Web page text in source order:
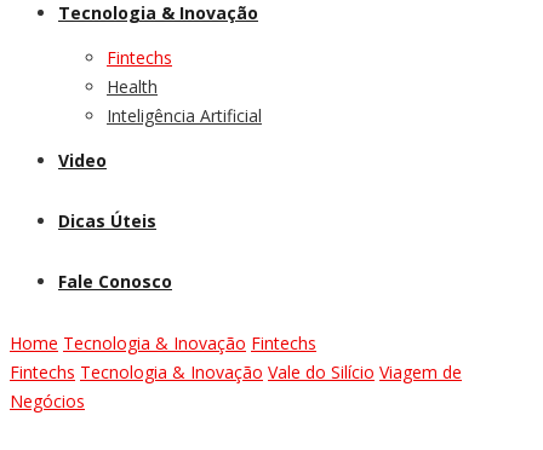
Tecnologia & Inovação
Fintechs
Health
Inteligência Artificial
Video
Dicas Úteis
Fale Conosco
Home Tecnologia & Inovação Fintechs
Fintechs Tecnologia & Inovação Vale do Silício Viagem de
Negócios